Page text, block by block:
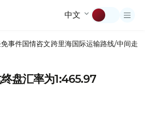
中文
事件国情咨文跨里海国际运输路线/中间走廊
盘汇率为1:465.97